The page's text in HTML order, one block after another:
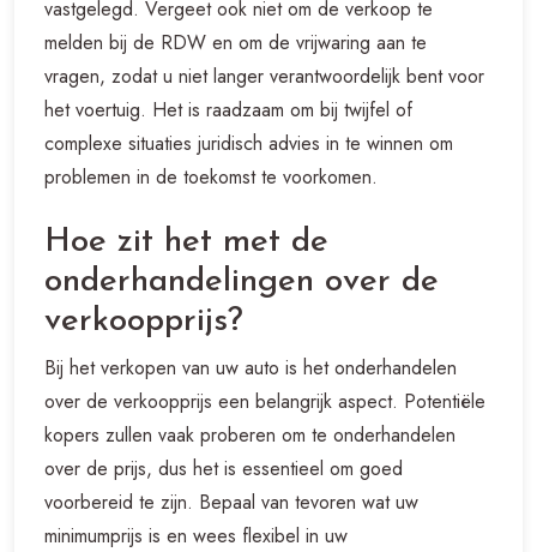
vastgelegd. Vergeet ook niet om de verkoop te
melden bij de RDW en om de vrijwaring aan te
vragen, zodat u niet langer verantwoordelijk bent voor
het voertuig. Het is raadzaam om bij twijfel of
complexe situaties juridisch advies in te winnen om
problemen in de toekomst te voorkomen.
Hoe zit het met de
onderhandelingen over de
verkoopprijs?
Bij het verkopen van uw auto is het onderhandelen
over de verkoopprijs een belangrijk aspect. Potentiële
kopers zullen vaak proberen om te onderhandelen
over de prijs, dus het is essentieel om goed
voorbereid te zijn. Bepaal van tevoren wat uw
minimumprijs is en wees flexibel in uw